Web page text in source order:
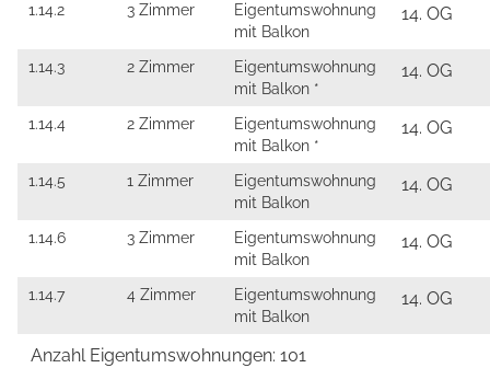
1.14.2 3 Zimmer
Eigentumswohnung
mit Balkon
14. OG
1.14.3 2 Zimmer
Eigentumswohnung
mit Balkon *
14. OG
1.14.4 2 Zimmer
Eigentumswohnung
mit Balkon *
14. OG
1.14.5 1 Zimmer
Eigentumswohnung
mit Balkon
14. OG
1.14.6 3 Zimmer
Eigentumswohnung
mit Balkon
14. OG
1.14.7 4 Zimmer
Eigentumswohnung
mit Balkon
14. OG
Anzahl Eigentumswohnungen: 101